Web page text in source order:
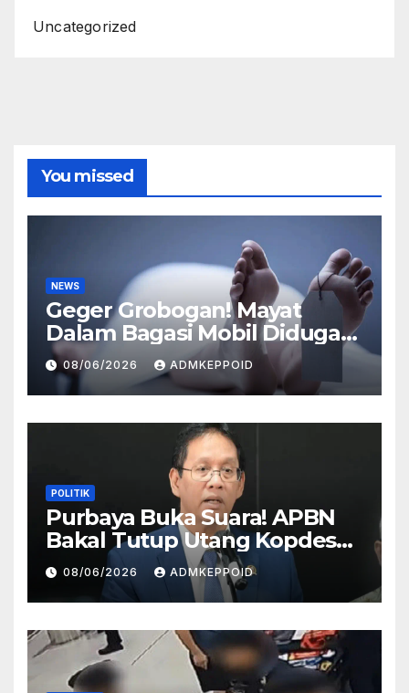
Uncategorized
You missed
NEWS
Geger Grobogan! Mayat
Dalam Bagasi Mobil Diduga
Terkait Hilangnya Bos Konter
HP
08/06/2026 ADMKEPPOID
POLITIK
Purbaya Buka Suara! APBN
Bakal Tutup Utang Kopdes
Rp 240 Triliun, Cicilan Rp 40
Triliun per Tahun
08/06/2026 ADMKEPPOID